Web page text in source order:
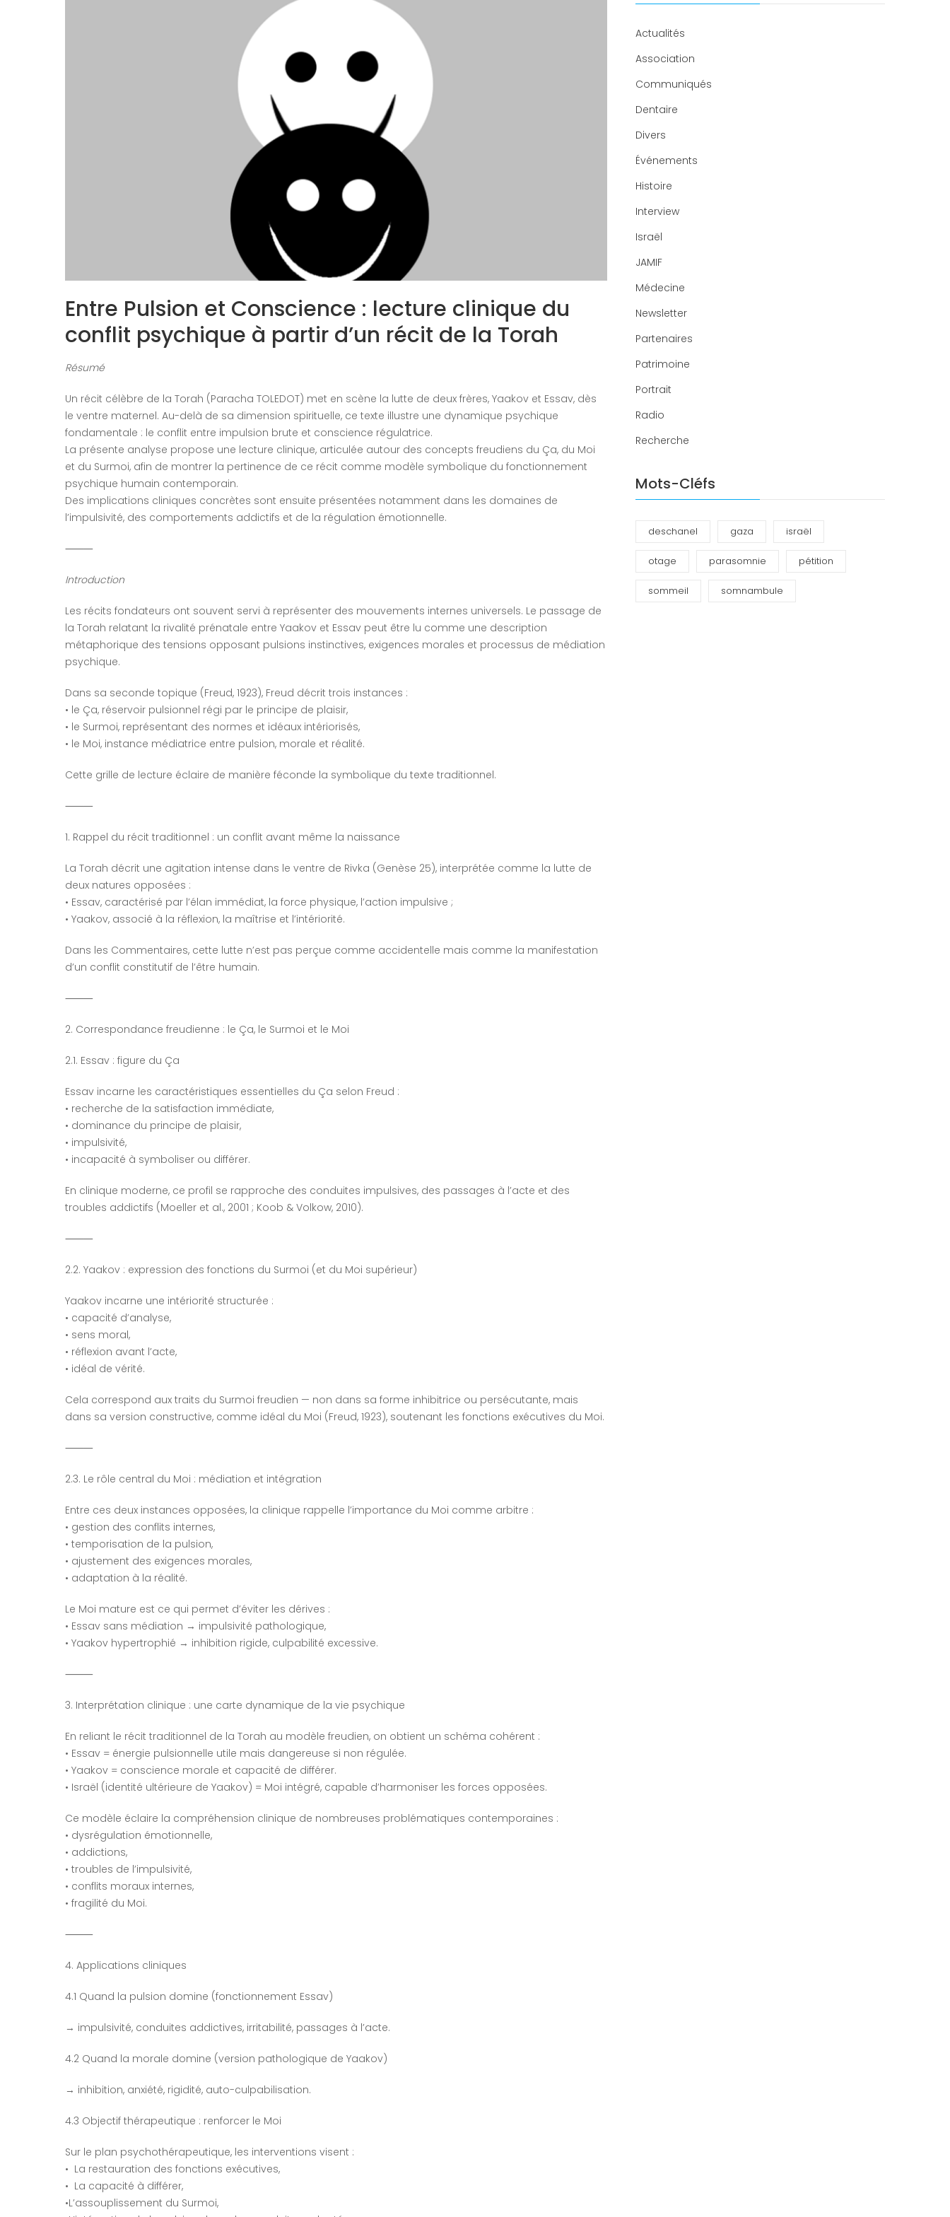
Congrès 2018
Entre Pulsion et Conscience : lecture clinique du
conflit psychique à partir d’un récit de la Torah
Résumé
Un récit célèbre de la Torah (Paracha TOLEDOT) met en scène la lutte de deux frères, Yaakov et Essav, dès
le ventre maternel. Au-delà de sa dimension spirituelle, ce texte illustre une dynamique psychique
fondamentale : le conflit entre impulsion brute et conscience régulatrice.
La présente analyse propose une lecture clinique, articulée autour des concepts freudiens du Ça, du Moi
et du Surmoi, afin de montrer la pertinence de ce récit comme modèle symbolique du fonctionnement
psychique humain contemporain.
Des implications cliniques concrètes sont ensuite présentées notamment dans les domaines de
l’impulsivité, des comportements addictifs et de la régulation émotionnelle.
⸻
Introduction
Les récits fondateurs ont souvent servi à représenter des mouvements internes universels. Le passage de
la Torah relatant la rivalité prénatale entre Yaakov et Essav peut être lu comme une description
métaphorique des tensions opposant pulsions instinctives, exigences morales et processus de médiation
psychique.
Dans sa seconde topique (Freud, 1923), Freud décrit trois instances :
• le Ça, réservoir pulsionnel régi par le principe de plaisir,
• le Surmoi, représentant des normes et idéaux intériorisés,
• le Moi, instance médiatrice entre pulsion, morale et réalité.
Cette grille de lecture éclaire de manière féconde la symbolique du texte traditionnel.
⸻
1. Rappel du récit traditionnel : un conflit avant même la naissance
La Torah décrit une agitation intense dans le ventre de Rivka (Genèse 25), interprétée comme la lutte de
deux natures opposées :
• Essav, caractérisé par l’élan immédiat, la force physique, l’action impulsive ;
• Yaakov, associé à la réflexion, la maîtrise et l’intériorité.
Dans les Commentaires, cette lutte n’est pas perçue comme accidentelle mais comme la manifestation
d’un conflit constitutif de l’être humain.
⸻
2. Correspondance freudienne : le Ça, le Surmoi et le Moi
2.1. Essav : figure du Ça
Essav incarne les caractéristiques essentielles du Ça selon Freud :
• recherche de la satisfaction immédiate,
• dominance du principe de plaisir,
• impulsivité,
• incapacité à symboliser ou différer.
En clinique moderne, ce profil se rapproche des conduites impulsives, des passages à l’acte et des
troubles addictifs (Moeller et al., 2001 ; Koob & Volkow, 2010).
⸻
2.2. Yaakov : expression des fonctions du Surmoi (et du Moi supérieur)
Yaakov incarne une intériorité structurée :
• capacité d’analyse,
• sens moral,
• réflexion avant l’acte,
• idéal de vérité.
Cela correspond aux traits du Surmoi freudien — non dans sa forme inhibitrice ou persécutante, mais
dans sa version constructive, comme idéal du Moi (Freud, 1923), soutenant les fonctions exécutives du Moi.
⸻
2.3. Le rôle central du Moi : médiation et intégration
Entre ces deux instances opposées, la clinique rappelle l’importance du Moi comme arbitre :
• gestion des conflits internes,
• temporisation de la pulsion,
• ajustement des exigences morales,
• adaptation à la réalité.
Le Moi mature est ce qui permet d’éviter les dérives :
• Essav sans médiation → impulsivité pathologique,
• Yaakov hypertrophié → inhibition rigide, culpabilité excessive.
⸻
3. Interprétation clinique : une carte dynamique de la vie psychique
En reliant le récit traditionnel de la Torah au modèle freudien, on obtient un schéma cohérent :
• Essav = énergie pulsionnelle utile mais dangereuse si non régulée.
• Yaakov = conscience morale et capacité de différer.
• Israël (identité ultérieure de Yaakov) = Moi intégré, capable d’harmoniser les forces opposées.
Ce modèle éclaire la compréhension clinique de nombreuses problématiques contemporaines :
• dysrégulation émotionnelle,
• addictions,
• troubles de l’impulsivité,
• conflits moraux internes,
• fragilité du Moi.
⸻
4. Applications cliniques
4.1 Quand la pulsion domine (fonctionnement Essav)
→ impulsivité, conduites addictives, irritabilité, passages à l’acte.
4.2 Quand la morale domine (version pathologique de Yaakov)
→ inhibition, anxiété, rigidité, auto-culpabilisation.
4.3 Objectif thérapeutique : renforcer le Moi
Sur le plan psychothérapeutique, les interventions visent :
• La restauration des fonctions exécutives,
• La capacité à différer,
•L’assouplissement du Surmoi,
Actualités
Association
Communiqués
Dentaire
Divers
Événements
Histoire
Interview
Israël
JAMIF
Médecine
Newsletter
Partenaires
Patrimoine
Portrait
Radio
Recherche
Mots-Cléfs
deschanel gaza israël
otage parasomnie pétition
sommeil somnambule